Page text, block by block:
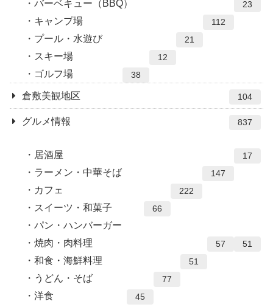
バーベキュー（BBQ） 23
キャンプ場 112
プール・水遊び 21
スキー場 12
ゴルフ場 38
倉敷美観地区 104
グルメ情報 837
居酒屋 17
ラーメン・中華そば 147
カフェ 222
スイーツ・和菓子 66
パン・ハンバーガー
51
焼肉・肉料理 57
和食・海鮮料理 51
うどん・そば 77
洋食 45